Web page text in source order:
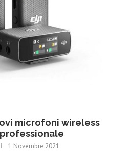
microfoni wireless
1 Novembre 2021